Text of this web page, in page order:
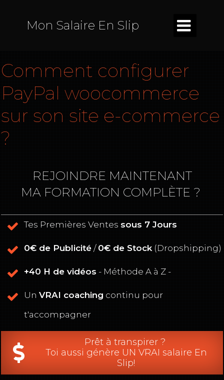
Mon Salaire En Slip 
Comment configurer
PayPal woocommerce
sur son site e-commerce
?
REJOINDRE MAINTENANT
MA FORMATION COMPLÈTE ?
Tes Premières Ventes sous 7 Jours
0€ de Publicité / 0€ de Stock(Dropshipping)
+40 H de vidéos - Méthode A à Z -
Un VRAI coaching continu pour
t'accompagner
Prêt à transpirer ?
Toi aussi génère UN VRAI salaire En
Slip!